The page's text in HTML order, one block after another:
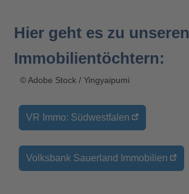
Hier geht es zu unseren
Immobilientöchtern:
© Adobe Stock / Yingyaipumi
VR Immo: Südwestfalen
Volksbank Sauerland Immobilien